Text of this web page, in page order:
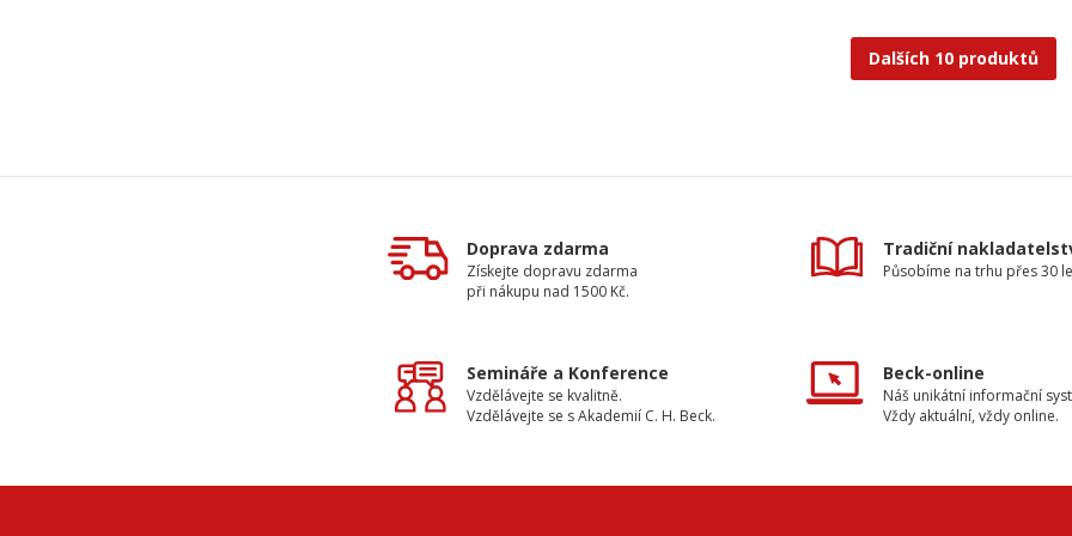
Dalších 10 produktů
Doprava zdarma
Získejte dopravu zdarma
při nákupu nad 1500 Kč.
Tradiční
Působíme na trhu přes 30
Semináře a Konference
Vzdělávejte se kvalitně.
Vzdělávejte se s Akademií C. H. Beck.
Beck-online
Náš unikátní informační
Vždy aktuální, vždy online.